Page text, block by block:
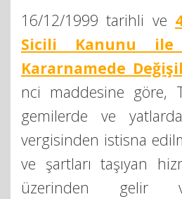
16/12/1999 tarihli ve
Sicili Kanunu ile
Kararnamede
nci maddesine göre,
gemilerde ve
vergisinden istisna
ve şartları taşıyan
üzerinden gelir